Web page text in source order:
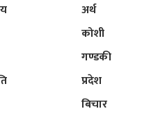
अर्थ
कोशी
गण्डकी
प्रदेश
बिचार